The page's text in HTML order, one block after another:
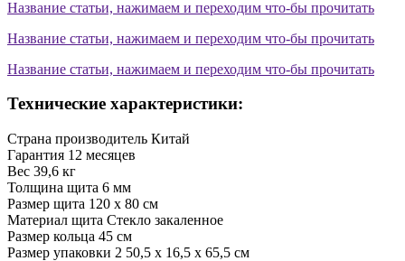
Название статьи, нажимаем и переходим что-бы прочитать
Название статьи, нажимаем и переходим что-бы прочитать
Название статьи, нажимаем и переходим что-бы прочитать
Технические характеристики:
Страна производитель Китай
Гарантия 12 месяцев
Вес 39,6 кг
Толщина щита 6 мм
Размер щита 120 x 80 см
Материал щита Стекло закаленное
Размер кольца 45 см
Размер упаковки 2 50,5 x 16,5 x 65,5 см